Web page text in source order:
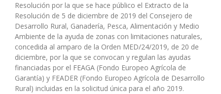
Resolución por la que se hace público el Extracto de la
Resolución de 5 de diciembre de 2019 del Consejero de
Desarrollo Rural, Ganadería, Pesca, Alimentación y Medio
Ambiente de la ayuda de zonas con limitaciones naturales,
concedida al amparo de la Orden MED/24/2019, de 20 de
diciembre, por la que se convocan y regulan las ayudas
financiadas por el FEAGA (Fondo Europeo Agrícola de
Garantía) y FEADER (Fondo Europeo Agrícola de Desarrollo
Rural) incluidas en la solicitud única para el año 2019.